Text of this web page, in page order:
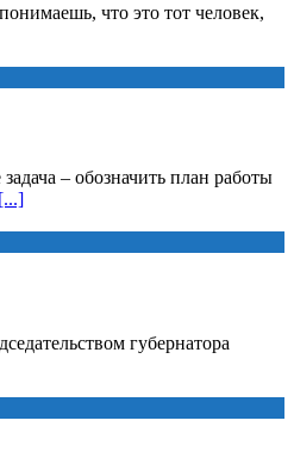
что это тот человек,
– обозначить план работы
[...]
губернатора